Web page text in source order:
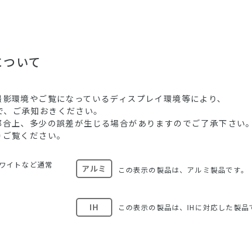
いて
環境やご覧になっているディスプレイ環境等により、
ご承知おきください。
上、多少の誤差が生じる場合がありますのでご了承下さい。
覧ください。
イトなど通常
アルミ この表示の製品は、アルミ製品です。
IH この表示の製品は、IHに対応した製品